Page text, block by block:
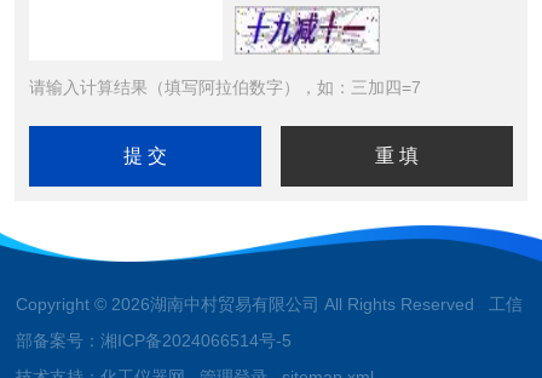
请输入计算结果（填写阿拉伯数字），如：三加四=7
Copyright © 2026湖南中村贸易有限公司 All Rights Reserved 工信
部备案号：湘ICP备2024066514号-5